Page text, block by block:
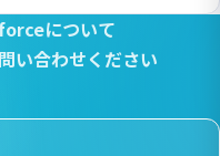
について
い合わせください